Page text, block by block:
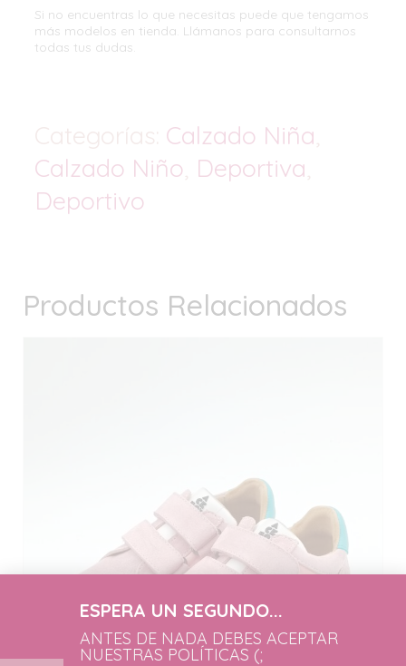
Si no encuentras lo que necesitas puede que tengamos
más modelos en tienda. Llámanos para consultarnos
todas tus dudas.
Calzado Niña
Calzado Niño Deportiva
Deportivo
Productos Relacionados
ESPERA UN SEGUNDO...
ANTES DE NADA DEBES ACEPTAR
NUESTRAS POLÍTICAS (;